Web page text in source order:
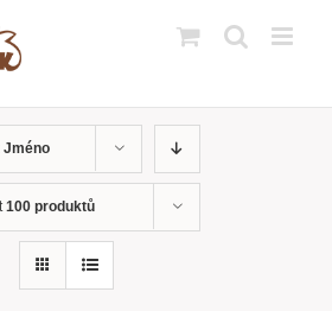
Jméno
100 produktů